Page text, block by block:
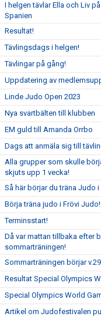
I helgen tävlar Ella och Liv
Spanien
Resultat!
Tävlingsdags i helgen!
Tävlingar på gång!
Uppdatering av
Linde Judo Open 2023
Nya svartbälten till klubben
EM guld till Amanda Orrbo
Dags att anmäla sig till
Alla grupper som skulle
skjuts upp 1 vecka!
Så här börjar du träna Judo
Börja träna judo i Frövi Judo!
Terminsstart!
Då var mattan tillbaka efter
sommarträningen!
Sommarträningen börjar v.29
Resultat Special Olympics
Special Olympics World
Artikel om Judofestivalen